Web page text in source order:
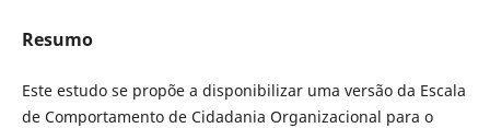
Resumo
Este estudo se propõe a disponibilizar uma versão da Escala
de Comportamento de Cidadania Organizacional para o